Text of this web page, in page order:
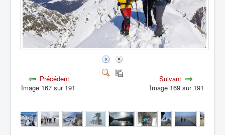
Précédent
Image 167 sur 191
Suivant
Image 169 sur 191